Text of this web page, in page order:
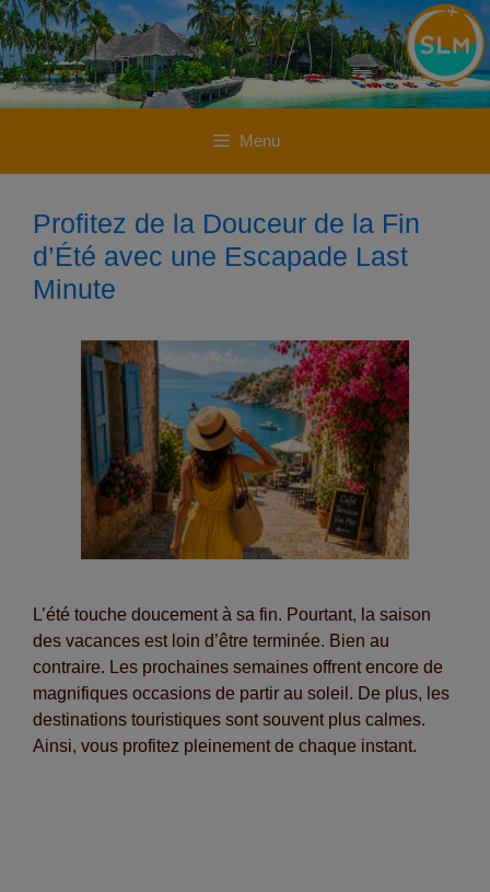
Aller
au
contenu
Aller
au
contenu
Menu
Profitez de la Douceur de la Fin
d’Été avec une Escapade Last
Minute
L’été touche doucement à sa fin. Pourtant, la saison
des vacances est loin d’être terminée. Bien au
contraire. Les prochaines semaines offrent encore de
magnifiques occasions de partir au soleil. De plus, les
destinations touristiques sont souvent plus calmes.
Ainsi, vous profitez pleinement de chaque instant.